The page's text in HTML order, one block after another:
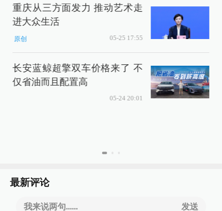
重庆从三方面发力 推动艺术走
进大众生活
原创 05-25 17:55
长安蓝鲸超擎双车价格来了 不
仅省油而且配置高
05-24 20:01
最新评论
我来说两句...... 发送